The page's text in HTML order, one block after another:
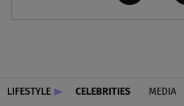
LIFESTYLE CELEBRITIES MEDIA